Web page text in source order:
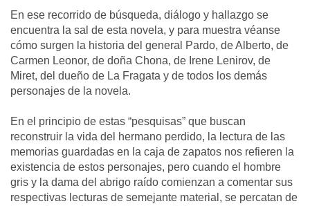
En ese recorrido de búsqueda, diálogo y hallazgo se
encuentra la sal de esta novela, y para muestra véanse
cómo surgen la historia del general Pardo, de Alberto, de
Carmen Leonor, de doña Chona, de Irene Lenirov, de
Miret, del dueño de La Fragata y de todos los demás
personajes de la novela.
En el principio de estas “pesquisas” que buscan
reconstruir la vida del hermano perdido, la lectura de las
memorias guardadas en la caja de zapatos nos refieren la
existencia de estos personajes, pero cuando el hombre
gris y la dama del abrigo raído comienzan a comentar sus
respectivas lecturas de semejante material, se percatan de